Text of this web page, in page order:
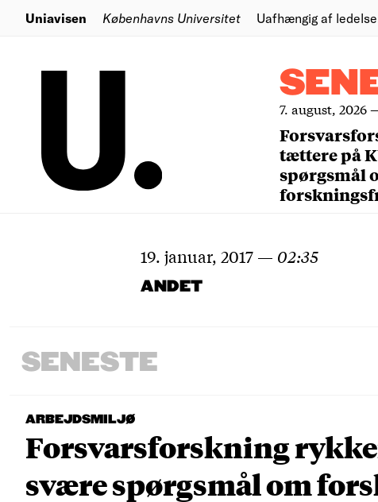
Uniavisen Københavns Universitet Uafhængig af
7. august, 2026
tættere på
spørgsmål
19. januar, 2017 — 02:35
ANDET
SENESTE
ARBEJDSMILJØ
Forsvarsforskning
svære spørgsmål om